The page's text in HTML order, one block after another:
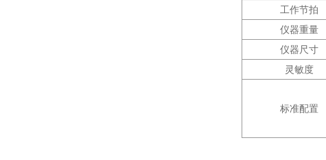
工作节拍
仪器重量
仪器尺寸
灵敏度
标准配置